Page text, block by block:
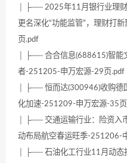
│ ├── 2025年11月银行业理
更名深化“功能监管”，理财打
页.pdf
│ ├── 合合信息(688615)智能
者-251205-申万宏源-29页.pdf
│ ├── 恒而达(300946)收购德
化加速-251209-申万宏源-35
│ ├── 交通运输行业：险资入
动布局航空春运旺季-251206-
│ ├── 石油化工行业11月动态